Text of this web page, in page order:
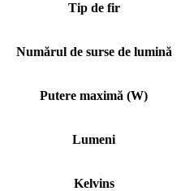
Tip de fir
Numărul de surse de lumină
Putere maximă (W)
Lumeni
Kelvins